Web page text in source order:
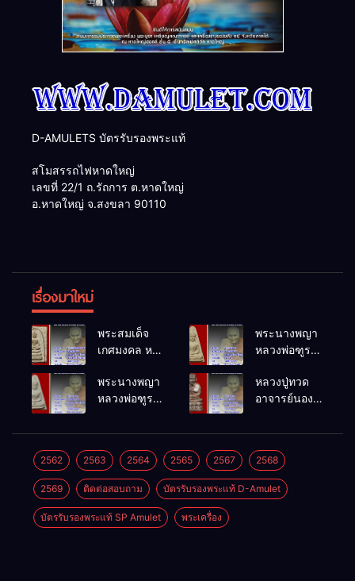
D-AMULETS บัตรรับรองพระแท้
สโมสรรถไฟหาดใหญ่
เลขที่ 22/1 ถ.รัถการ ต.หาดใหญ่
อ.หาดใหญ่ จ.สงขลา 90110
เรื่องมาใหม่
พระสมเด็จ
เกศมงคล หล
โพธิ์นิมิตร
พ.ศ.2512
พระนางพญา
หลวงพ่อฑูรย์
พ.ศ.2512
พระนางพญา
หลวงพ่อฑูรย์
พ.ศ.2512
หลวงปู่ทวด
อาจารย์นอง
พ.ศ.2541
2562 2563 2564 2565 2567 2568
2569 ติดต่อสอบถาม บัตรรับรองพระแท้ D-Amulet
บัตรรับรองพระแท้ SP Amulet พระเครื่อง